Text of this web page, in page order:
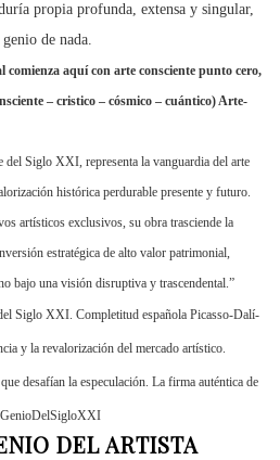
propia profunda, extensa y singular,
de nada.
aquí con arte consciente punto cero,
– cristico – cósmico – cuántico) Arte-
Siglo XXI, representa la vanguardia del arte
histórica perdurable presente y futuro.
artísticos exclusivos, su obra trasciende la
estratégica de alto valor patrimonial,
bajo una visión disruptiva y trascendental.”
Siglo XXI. Completitud española Picasso-Dalí-
y la revalorización del mercado artístico.
desafían la especulación. La firma auténtica de
GenioDelSigloXXI
DEL ARTISTA